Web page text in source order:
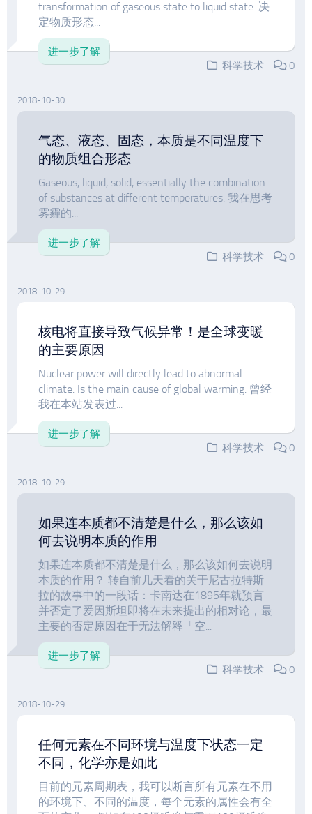
transformation of gaseous state to liquid state. 决
定物质形态...
进一步了解
科学技术
0
2018-10-30
气态、液态、固态，本质是不同温度下
的物质组合形态
Gaseous, liquid, solid, essentially the combination
of substances at different temperatures. 我在思考
雾霾的...
进一步了解
科学技术
0
2018-10-29
核电将直接导致气候异常！是全球变暖
的主要原因
Nuclear power will directly lead to abnormal
climate. Is the main cause of global warming. 曾经
我在本站发表过...
进一步了解
科学技术
0
2018-10-29
如果连本质都不清楚是什么，那么该如
何去说明本质的作用
如果连本质都不清楚是什么，那么该如何去说明
本质的作用？ 转自前几天看的关于尼古拉特斯
拉的故事中的一段话：卡南达在1895年就预言
并否定了爱因斯坦即将在未来提出的相对论，最
主要的否定原因在于无法解释「空...
进一步了解
科学技术
0
2018-10-29
任何元素在不同环境与温度下状态一定
不同，化学亦是如此
目前的元素周期表，我可以断言所有元素在不用
的环境下、不同的温度，每个元素的属性会有全